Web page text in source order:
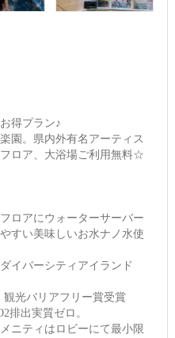
お得プラン♪
園。県内外有名アーティス
ロア、大浴場ご利用無料☆
ロアにウォーターサーバー
すい美味しいお水ナノ水使
イバーシティアイランド
光バリアフリー賞受賞
排出実質ゼロ。
ニティはロビーにて最小限